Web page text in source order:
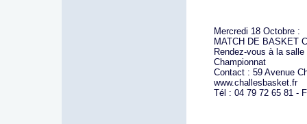
Mercredi 18 Octobre :
MATCH DE BASKET
Rendez-vous à la
Championnat
Contact : 59 Avenue
www.challesbasket.fr
Tél : 04 79 72 65 81 -